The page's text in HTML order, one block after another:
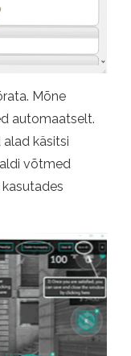
Mõne
automaatselt.
käsitsi
võtmed
kasutades